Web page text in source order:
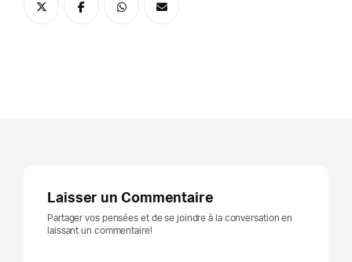
Laisser un Commentaire
Partager vos pensées et de se joindre à la conversation en
laissant un commentaire!